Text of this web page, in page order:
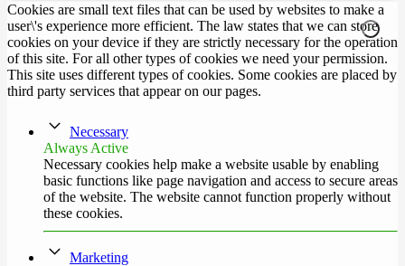
Cookies are small text files that can be used by websites to make a
user\'s experience more efficient. The law states that we can store
cookies on your device if they are strictly necessary for the operation
of this site. For all other types of cookies we need your permission.
This site uses different types of cookies. Some cookies are placed by
third party services that appear on our pages.
Necessary
Always Active
Necessary cookies help make a website usable by enabling
basic functions like page navigation and access to secure areas
of the website. The website cannot function properly without
these cookies.
Marketing